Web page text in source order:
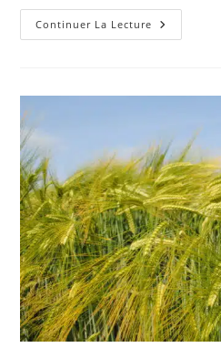
Continuer La Lecture